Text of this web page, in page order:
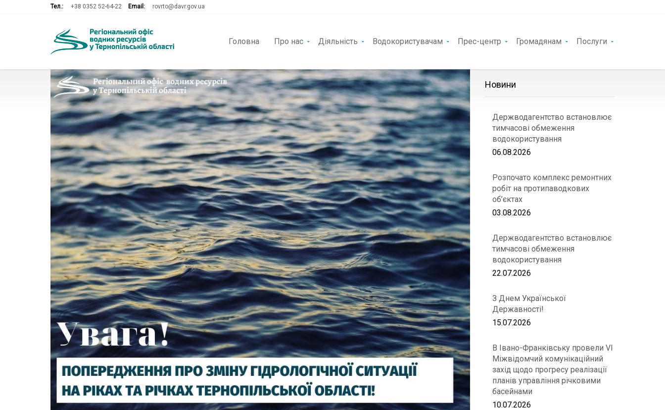
Тел.: +38 0352 52-64-22 Email: rovrto@davr.gov.ua
Головна Про нас Діяльність Водокористувачам Прес-центр Громадянам Послуги
Новини
Держводагентство встановлює
тимчасові обмеження
водокористування
06.08.2026
Розпочато комплекс ремонтних
робіт на протипаводкових
об’єктах
03.08.2026
Держводагентство встановлює
тимчасові обмеження
водокористування
22.07.2026
З Днем Української
Державності!
15.07.2026
В Івано-Франківську провели VІ
Міжвідомчий комунікаційний
захід щодо прогресу реалізації
планів управління річковими
басейнами
10.07.2026